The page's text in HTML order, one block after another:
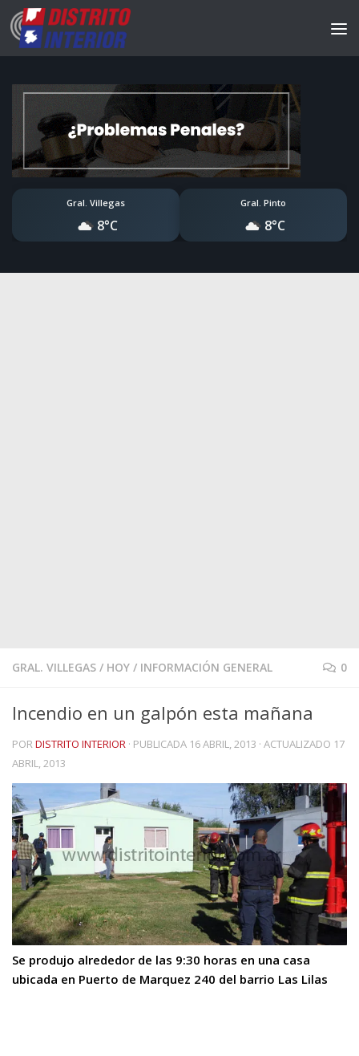
Gral. Villegas
8°C
Gral. Pinto
8°C
GRAL. VILLEGAS / HOY / INFORMACIÓN GENERAL 0
Incendio en un galpón esta mañana
PORDISTRITO INTERIOR · PUBLICADA 16 ABRIL, 2013 · ACTUALIZADO 17
ABRIL, 2013
Se produjo alrededor de las 9:30 horas en una casa
ubicada en Puerto de Marquez 240 del barrio Las Lilas